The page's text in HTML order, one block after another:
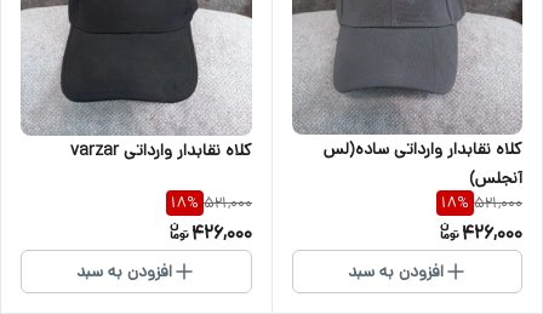
کلاه نقابدار وارداتی ساده(لس
آنجلس)
521,000
18%
426,000
افزودن به سبد
کلاه نقابدار وارداتی varzar
521,000
18%
426,000
افزودن به سبد